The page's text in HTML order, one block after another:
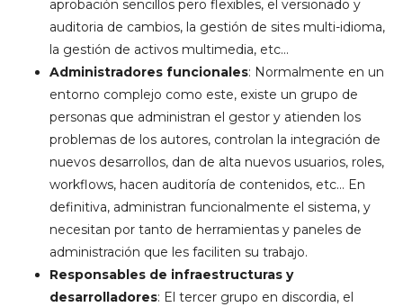
aprobación sencillos pero flexibles, el versionado y
auditoria de cambios, la gestión de sites multi-idioma,
la gestión de activos multimedia, etc…
Administradores funcionales: Normalmente en un
entorno complejo como este, existe un grupo de
personas que administran el gestor y atienden los
problemas de los autores, controlan la integración de
nuevos desarrollos, dan de alta nuevos usuarios, roles,
workflows, hacen auditoría de contenidos, etc… En
definitiva, administran funcionalmente el sistema, y
necesitan por tanto de herramientas y paneles de
administración que les faciliten su trabajo.
Responsables de infraestructuras y
desarrolladores: El tercer grupo en discordia, el